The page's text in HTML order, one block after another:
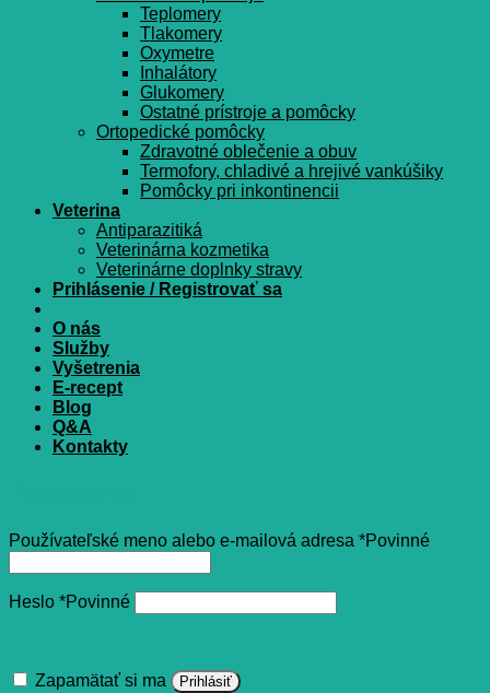
Teplomery
Tlakomery
Oxymetre
Inhalátory
Glukomery
Ostatné prístroje a pomôcky
Ortopedické pomôcky
Zdravotné oblečenie a obuv
Termofory, chladivé a hrejivé vankúšiky
Pomôcky pri inkontinencii
Veterina
Antiparazitiká
Veterinárna kozmetika
Veterinárne doplnky stravy
Prihlásenie / Registrovať sa
O nás
Služby
Vyšetrenia
E-recept
Blog
Q&A
Kontakty
Používateľské meno alebo e-mailová adresa *Povinné
Heslo *Povinné
Zapamätať si ma Prihlásiť